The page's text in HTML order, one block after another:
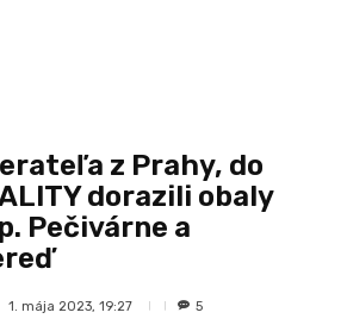
z Prahy, do
dorazili obaly
Pečivárne a
1. mája 2023, 19:27 5